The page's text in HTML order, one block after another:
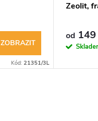
ZOBRAZIT
Kód: 21351/3L
Zeolit,
od